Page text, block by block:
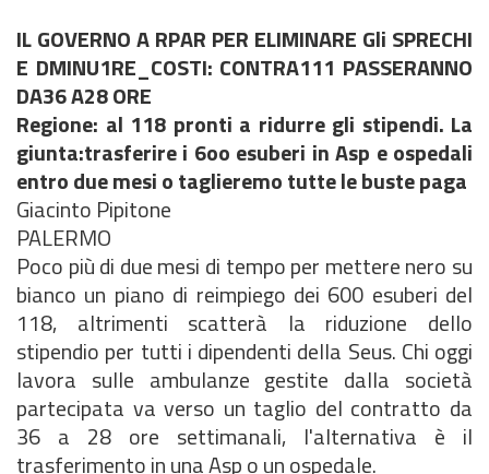
IL GOVERNO A RPAR PER ELIMINARE Gli SPRECHI
E DMINU1RE_COSTI: CONTRA111 PASSERANNO
DA36 A28 ORE
Regione: al 118 pronti a ridurre gli stipendi. La
giunta:trasferire i 6oo esuberi in Asp e ospedali
entro due mesi o taglieremo tutte le buste paga
Giacinto Pipitone
PALERMO
Poco più di due mesi di tempo per mettere nero su
bianco un piano di reimpiego dei 600 esuberi del
118, altrimenti scatterà la riduzione dello
stipendio per tutti i dipendenti della Seus. Chi oggi
lavora sulle ambulanze gestite dalla società
partecipata va verso un taglio del contratto da
36 a 28 ore settimanali, l'alternativa è il
trasferimento in una Asp o un ospedale.